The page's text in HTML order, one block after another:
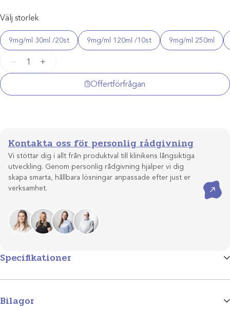
Välj storlek
9mg/ml 30ml /20st 9mg/ml 120ml /10st 9mg/ml 250ml
Natriumklorid
mängd
+
Offertförfrågan
Specifikationer
/10st, 9mg/ml 250ml, 9mg/ml 500ml, 9mg/ml, 500ml,
Bilagor
Kontakta oss för personlig rådgivning
Vi stöttar dig i allt från produktval till klinikens långsiktiga
utveckling. Genom personlig rådgivning hjälper vi dig
skapa smarta, hållbara lösningar anpassade efter just er
verksamhet.